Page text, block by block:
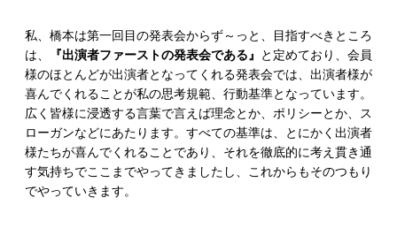
私、橋本は第一回目の発表会からず～っと、目指すべきところ
は、
『出演者ファーストの発表会である』
と定めており、会員
様のほとんどが出演者となってくれる発表会では、出演者様が
喜んでくれることが私の思考規範、行動基準となっています。
広く皆様に浸透する言葉で言えば理念とか、ポリシーとか、ス
ローガンなどにあたります。すべての基準は、とにかく出演者
様たちが喜んでくれることであり、それを徹底的に考え貫き通
す気持ちでここまでやってきましたし、これからもそのつもり
でやっていきます。